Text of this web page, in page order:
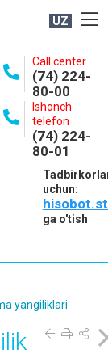
UZ
Call center
(74) 224-
80-00
Ishonch
telefon
(74) 224-
80-01
uchun:
ga o'tish
yangiliklari